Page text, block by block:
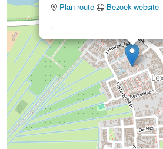
Plan route
Bezoek website
.